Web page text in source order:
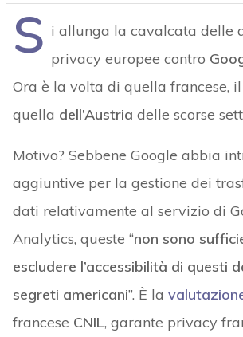
S i allunga la cavalcata delle
privacy europee contro
Ora è la volta di quella francese, il
quella dell’Austria delle scorse
Motivo? Sebbene Google abbia
aggiuntive per la gestione dei
dati relativamente al servizio di
Analytics, queste “non sono
escludere l’accessibilità di questi
segreti americani”. È la
francese CNIL, garante privacy